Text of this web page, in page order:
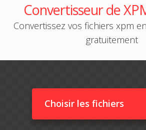
Convertisseur de
Convertissez vos fichiers xpm
gratuitement
Choisir les fichiers